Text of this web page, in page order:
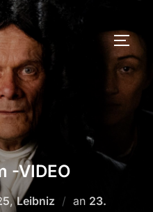
-VIDEO
,Leibniz an 23.